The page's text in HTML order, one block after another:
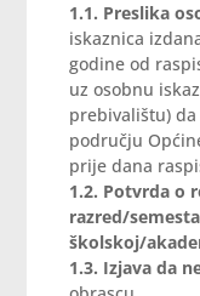
1.1. Preslika
iskaznica
godine od
uz osobnu
prebivalištu)
području
prije dana
1.2. Potvrda o
razred/
školskoj/
1.3. Izjava da